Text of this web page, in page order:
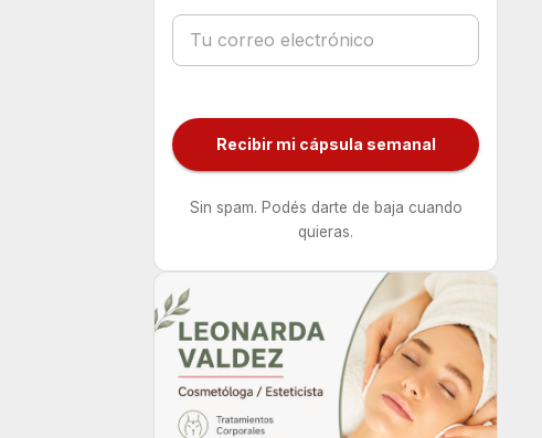
Recibir mi cápsula semanal
Sin spam. Podés darte de baja cuando
quieras.